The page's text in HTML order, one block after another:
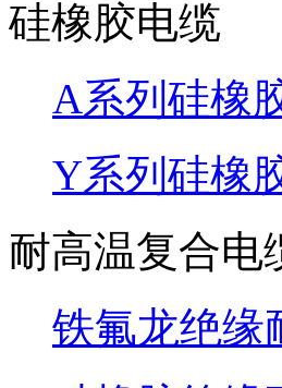
硅橡胶电缆
A系列硅橡
Y系列硅橡
耐高温复合电
铁氟龙绝缘